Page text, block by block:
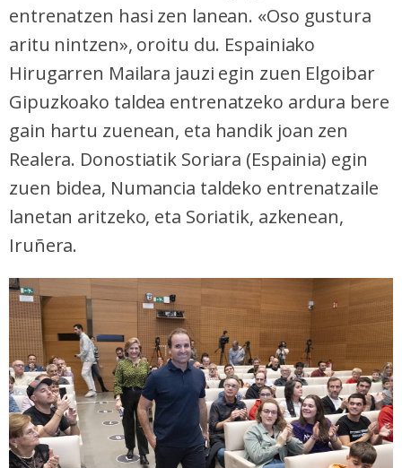
entrenatzen hasi zen lanean. «Oso gustura
aritu nintzen», oroitu du. Espainiako
Hirugarren Mailara jauzi egin zuen Elgoibar
Gipuzkoako taldea entrenatzeko ardura bere
gain hartu zuenean, eta handik joan zen
Realera. Donostiatik Soriara (Espainia) egin
zuen bidea, Numancia taldeko entrenatzaile
lanetan aritzeko, eta Soriatik, azkenean,
Iruñera.